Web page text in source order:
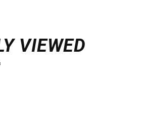
VIEWED